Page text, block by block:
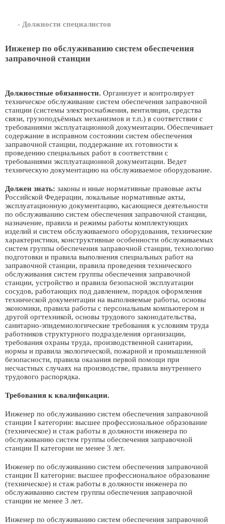
- Должности специалистов
Инженер по обслуживанию систем обеспечения
заправочной станции
Должностные обязанности. Организует и контролирует
техническое обслуживание систем обеспечения заправочной
станции (системы электроснабжения, вентиляции, средства
связи, грузоподъёмных механизмов и т.п.) в соответствии с
требованиями эксплуатационной документации. Обеспечивает
содержание в исправном состоянии систем обеспечения
заправочной станции, поддержание их готовности к
проведению специальных работ в соответствии с
требованиями эксплуатационной документации. Ведет
техническую документацию на обслуживаемое оборудование.
Должен знать: законы и иные нормативные правовые акты
Российской Федерации, локальные нормативные акты,
эксплуатационную документацию, касающиеся деятельности
по обслуживанию систем обеспечения заправочной станции,
назначение, правила и режимы работы комплектующих
изделий и систем обслуживаемого оборудования, технические
характеристики, конструктивные особенности обслуживаемых
систем группы обеспечения заправочной станции, технологию
подготовки и правила выполнения специальных работ на
заправочной станции, правила проведения технического
обслуживания систем группы обеспечения заправочной
станции, устройство и правила безопасной эксплуатации
сосудов, работающих под давлением, порядок оформления
технической документации на выполняемые работы, основы
экономики, правила работы с персональным компьютером и
другой оргтехникой, основы трудового законодательства,
санитарно-эпидемиологические требования к условиям труда
работников структурного подразделения организации,
требования охраны труда, производственной санитарии,
нормы и правила экологической, пожарной и промышленной
безопасности, правила оказания первой помощи при
несчастных случаях на производстве, правила внутреннего
трудового распорядка.
Требования к квалификации.
Инженер по обслуживанию систем обеспечения заправочной
станции I категории: высшее профессиональное образование
(техническое) и стаж работы в должности инженера по
обслуживанию систем группы обеспечения заправочной
станции II категории не менее 3 лет.
Инженер по обслуживанию систем обеспечения заправочной
станции II категории: высшее профессиональное образование
(техническое) и стаж работы в должности инженера по
обслуживанию систем группы обеспечения заправочной
станции не менее 3 лет.
Инженер по обслуживанию систем обеспечения заправочной